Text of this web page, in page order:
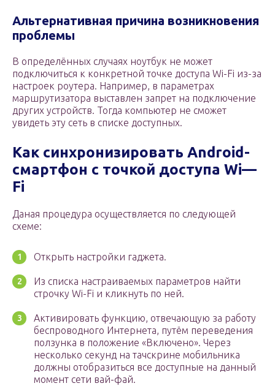
Альтернативная причина возникновения
проблемы
В определённых случаях ноутбук не может
подключиться к конкретной точке доступа Wi-Fi из-за
настроек роутера. Например, в параметрах
маршрутизатора выставлен запрет на подключение
других устройств. Тогда компьютер не сможет
увидеть эту сеть в списке доступных.
Как синхронизировать Android-
смартфон с точкой доступа Wi—
Fi
Даная процедура осуществляется по следующей
схеме:
Открыть настройки гаджета.
Из списка настраиваемых параметров найти
строчку Wi-Fi и кликнуть по ней.
Активировать функцию, отвечающую за работу
беспроводного Интернета, путём переведения
ползунка в положение «Включено». Через
несколько секунд на тачскрине мобильника
должны отобразиться все доступные на данный
момент сети вай-фай.